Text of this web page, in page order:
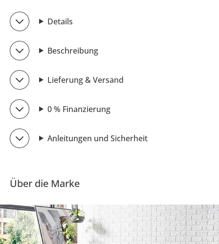
Details
Beschreibung
Lieferung & Versand
0 % Finanzierung
Anleitungen und Sicherheit
Über die Marke